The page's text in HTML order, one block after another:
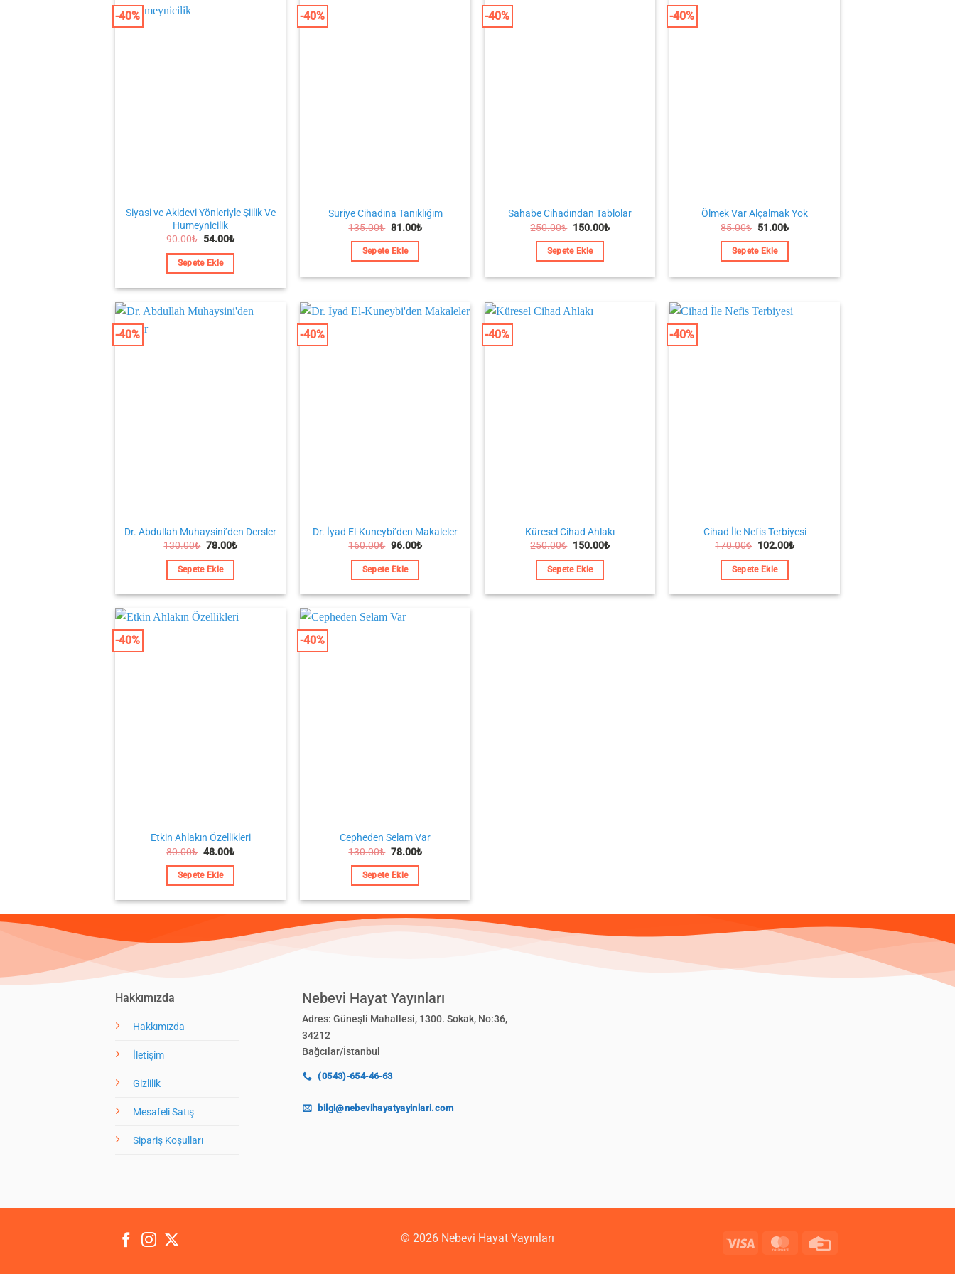
-40%
Siyasi ve Akidevi Yönleriyle Şiilik Ve
Humeynicilik
90.00₺ Orijinal
90.00₺.
54.00₺Şu
Sepete Ekle
-40%
Suriye Cihadına Tanıklığım
135.00₺ Orijinal
135.00₺.
81.00₺Şu
Sepete Ekle
-40%
Sahabe Cihadından Tablolar
250.00₺ Orijinal
250.00₺.
150.00₺Şu
Sepete Ekle
-40%
Ölmek Var Alçalmak Yok
85.00₺ Orijinal
85.00₺.
51.00₺Şu
Sepete Ekle
-40%
Dr. Abdullah Muhaysini’den Dersler
130.00₺ Orijinal
130.00₺.
78.00₺Şu
Sepete Ekle
-40%
Dr. İyad El-Kuneybi’den Makaleler
160.00₺ Orijinal
160.00₺.
96.00₺Şu
Sepete Ekle
-40%
Küresel Cihad Ahlakı
250.00₺ Orijinal
250.00₺.
150.00₺Şu
Sepete Ekle
-40%
Cihad İle Nefis Terbiyesi
170.00₺ Orijinal
170.00₺.
102.00₺Şu
Sepete Ekle
-40%
Etkin Ahlakın Özellikleri
80.00₺ Orijinal
80.00₺.
48.00₺Şu
Sepete Ekle
-40%
Cepheden Selam Var
130.00₺ Orijinal
130.00₺.
78.00₺Şu
Sepete Ekle
Hakkımızda
Hakkımızda
İletişim
Gizlilik
Mesafeli Satış
Sipariş Koşulları
Nebevi Hayat Yayınları
Adres: Güneşli Mahallesi, 1300. Sokak, No:36,
34212
Bağcılar/İstanbul
(0543)-654-46-63
bilgi@nebevihayatyayinlari.com
© 2026 Nebevi Hayat Yayınları Visa MasterCard